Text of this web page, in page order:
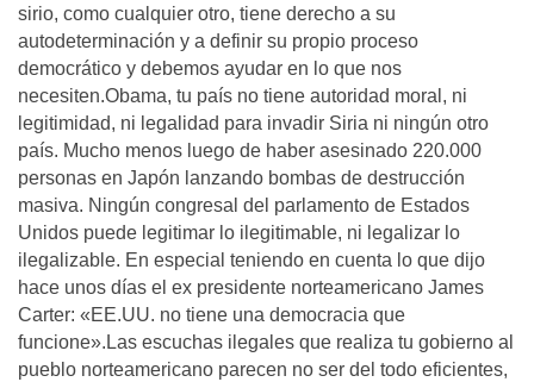
sirio, como cualquier otro, tiene derecho a su
autodeterminación y a definir su propio proceso
democrático y debemos ayudar en lo que nos
necesiten.Obama, tu país no tiene autoridad moral, ni
legitimidad, ni legalidad para invadir Siria ni ningún otro
país. Mucho menos luego de haber asesinado 220.000
personas en Japón lanzando bombas de destrucción
masiva. Ningún congresal del parlamento de Estados
Unidos puede legitimar lo ilegitimable, ni legalizar lo
ilegalizable. En especial teniendo en cuenta lo que dijo
hace unos días el ex presidente norteamericano James
Carter: «EE.UU. no tiene una democracia que
funcione».Las escuchas ilegales que realiza tu gobierno al
pueblo norteamericano parecen no ser del todo eficientes,